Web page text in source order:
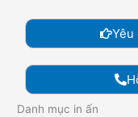
Yêu
Danh mục in ấn